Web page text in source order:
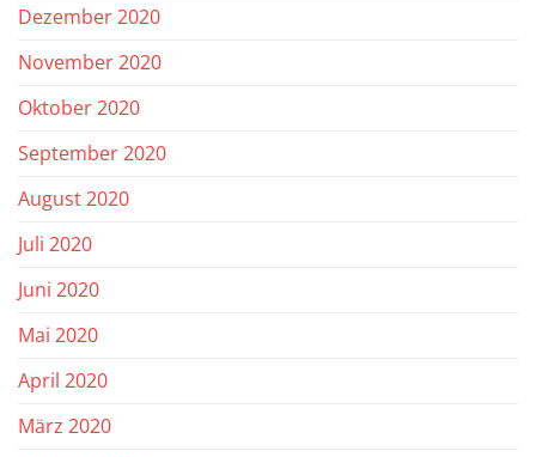
Dezember 2020
November 2020
Oktober 2020
September 2020
August 2020
Juli 2020
Juni 2020
Mai 2020
April 2020
März 2020